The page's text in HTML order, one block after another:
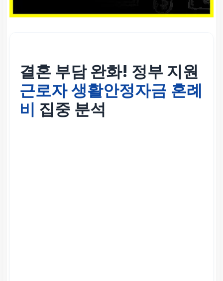
결혼 부담 완화! 정부 지원
근로자 생활안정자금 혼례
비 집중 분석